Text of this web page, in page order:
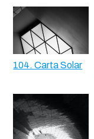
104. Carta Solar